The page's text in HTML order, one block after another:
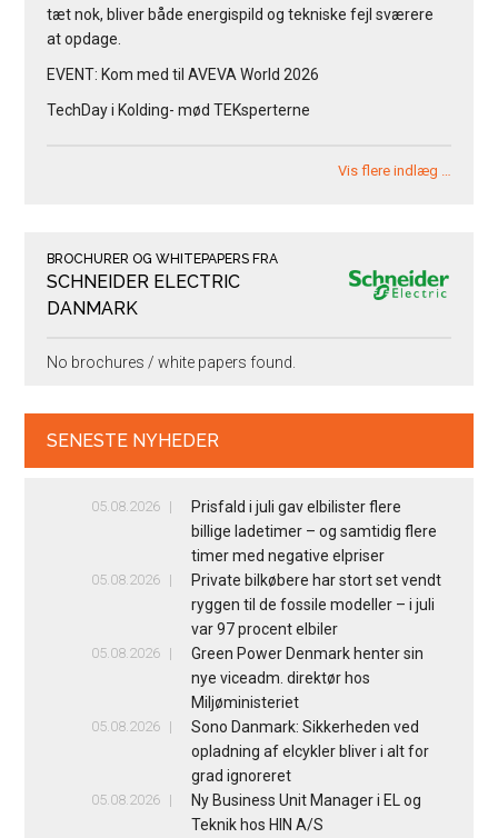
tæt nok, bliver både energispild og tekniske fejl sværere
at opdage.
EVENT: Kom med til AVEVA World 2026
TechDay i Kolding- mød TEKsperterne
Vis flere indlæg …
BROCHURER OG WHITEPAPERS FRA
SCHNEIDER ELECTRIC
DANMARK
No brochures / white papers found.
SENESTE NYHEDER
05.08.2026
Prisfald i juli gav elbilister flere
billige ladetimer – og samtidig flere
timer med negative elpriser
05.08.2026
Private bilkøbere har stort set vendt
ryggen til de fossile modeller – i juli
var 97 procent elbiler
05.08.2026
Green Power Denmark henter sin
nye viceadm. direktør hos
Miljøministeriet
05.08.2026
Sono Danmark: Sikkerheden ved
opladning af elcykler bliver i alt for
grad ignoreret
05.08.2026
Ny Business Unit Manager i EL og
Teknik hos HIN A/S